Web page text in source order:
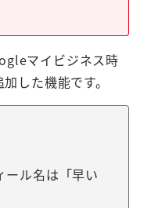
マイビジネス時
した機能です。
ール名は「早い